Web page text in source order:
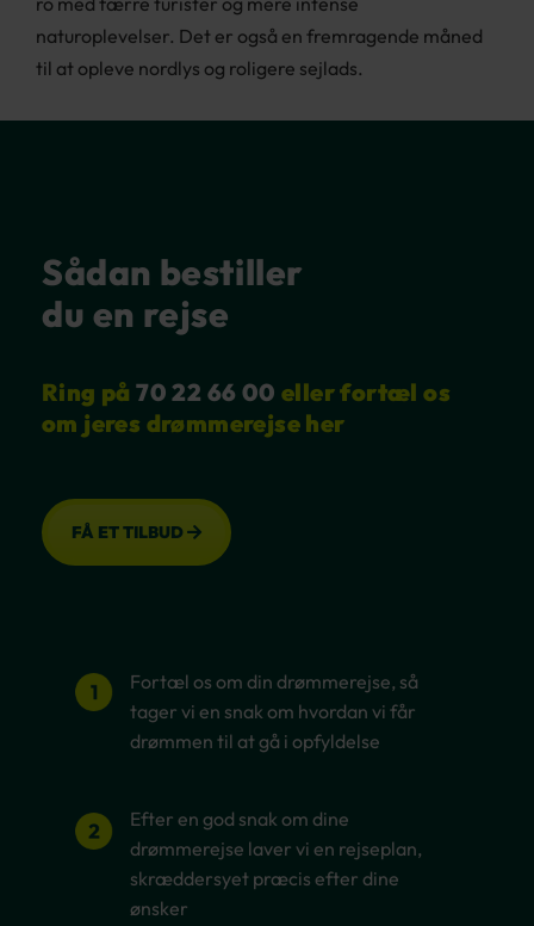
naturoplevelser. Det er også en fremragende måned
til at opleve nordlys og roligere sejlads.
Sådan bestiller
du en rejse
Ring på70 22 66 00 eller fortæl os
om jeres drømmerejse her
FÅ ET TILBUD
Fortæl os om din drømmerejse, så
tager vi en snak om hvordan vi får
drømmen til at gå i opfyldelse
Efter en god snak om dine
drømmerejse laver vi en rejseplan,
skræddersyet præcis efter dine
ønsker